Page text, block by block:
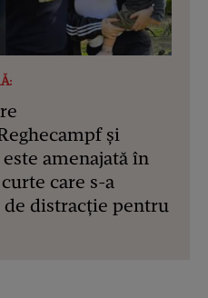
și
este amenajată în
care s-a
distracție pentru